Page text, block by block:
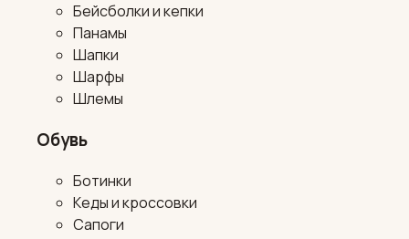
Бейсболки и кепки
Панамы
Шапки
Шарфы
Шлемы
Обувь
Ботинки
Кеды и кроссовки
Сапоги